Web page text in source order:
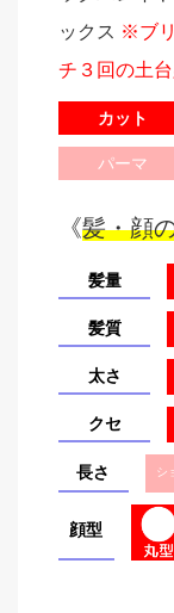
ックス ※ブ
チ３回の土
カット
パーマ
《髪・顔
髪量
髪質
太さ
クセ
長さ シ
顔型